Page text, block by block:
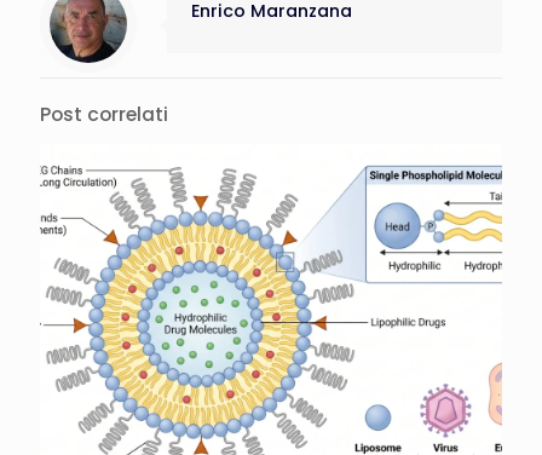
Enrico Maranzana
Post correlati